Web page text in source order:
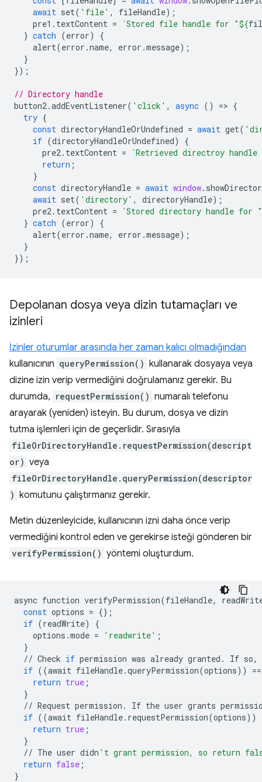
await set( 'file' , fileHandle);
pre1 . textContent = `Stored file handle for "${
} catch (error)
{
alert(error .name, error .message);
}
});
// Directory handle
button2.addEventListener( 'click' , async () => {
try {
const directoryHandleOrUndefined = await get(
if (directoryHandleOrUndefined)
{
pre2. textContent =
`Retrieved directroy
return ;
}
const directoryHandle = await window.
await set( 'directory' , directoryHandle);
pre2. textContent =
`Stored directory handle for "
} catch (error)
{
alert(error .name, error .message);
}
});
Depolanan dosya veya dizin tutamaçları ve
izinleri
İzinler oturumlar arasında her zaman kalıcı olmadığından
kullanıcının queryPermission() kullanarak dosyaya veya
dizine izin verip vermediğini doğrulamanız gerekir. Bu
durumda, requestPermission() numaralı telefonu
arayarak (yeniden) isteyin. Bu durum, dosya ve dizin
tutma işlemleri için de geçerlidir. Sırasıyla
fileOrDirectoryHandle.requestPermission(descript
or) veya
fileOrDirectoryHandle.queryPermission(descriptor
) komutunu çalıştırmanız gerekir.
Metin düzenleyicide, kullanıcının izni daha önce verip
vermediğini kontrol eden ve gerekirse isteği gönderen bir
verifyPermission() yöntemi oluşturdum.
async function verifyPermission(fileHandle,
const options = {};
if (readWrite)
{
options .mode = 'readwrite' ;
}
// Check if permission was already granted . If so,
if ((await fileHandle.queryPermission(options))
return true ;
}
// Request permission . If the user grants
if ((await fileHandle. requestPermission(options))
return true ;
}
// The user didn 't grant permission, so return
return false ;
}